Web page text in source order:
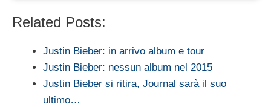
Related Posts:
Justin Bieber: in arrivo album e tour
Justin Bieber: nessun album nel 2015
Justin Bieber si ritira, Journal sarà il suo
ultimo…